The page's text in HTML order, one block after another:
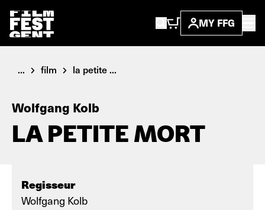
MY FFG
... film la petite ...
Wolfgang Kolb
LA PETITE MORT
Regisseur
Wolfgang Kolb